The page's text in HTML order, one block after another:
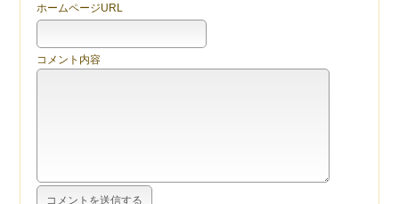
ホームページURL
コメント内容